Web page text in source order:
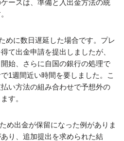
ースは、準備と入出金方法の統
めに数日遅延した場合です。プレ
て出金申請を提出しましたが、
始、さらに自国の銀行の処理で
1週間近い時間を要しました。こ
い方法の組み合わせで予想外の
す。
め出金が保留になった例がありま
り、追加提出を求められた結